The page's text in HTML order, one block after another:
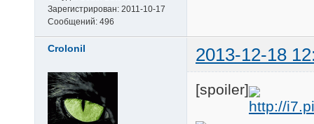
Зарегистрирован: 2011-10-17
Сообщений: 496
Crolonil 2013-12-18
[spoiler]